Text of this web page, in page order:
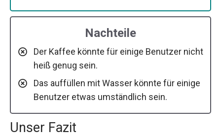
Nachteile
Der Kaffee könnte für einige Benutzer nicht
heiß genug sein.
Das auffüllen mit Wasser könnte für einige
Benutzer etwas umständlich sein.
Unser Fazit